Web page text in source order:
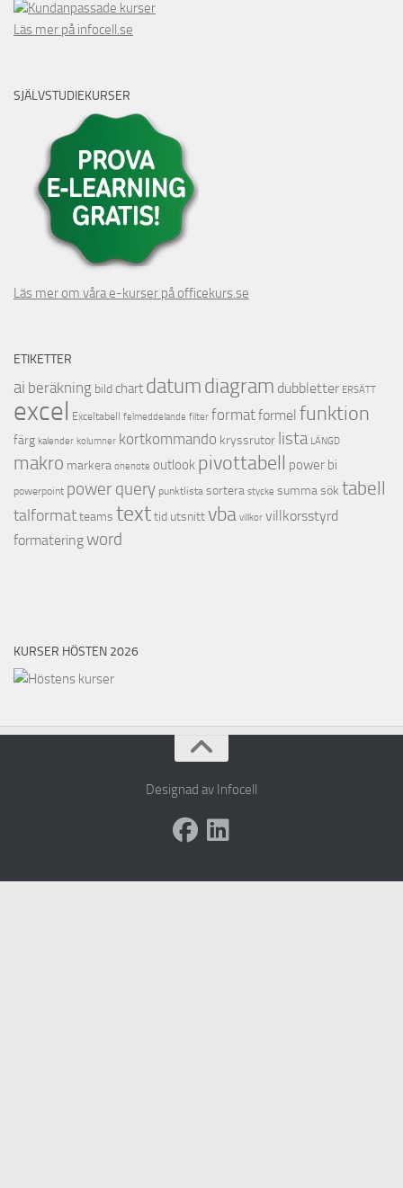
Kundanpassade kurser
Läs mer på infocell.se
SJÄLVSTUDIEKURSER
Läs mer om våra e-kurser på officekurs.se
ETIKETTER
ai beräkning bild chart datumdiagram dubbletter ERSÄTT
excel Exceltabell felmeddelande filter formatformel funktion
färg kalender kolumner kortkommando kryssrutor lista LÄNGD
makro markera onenote outlook pivottabell power bi
powerpoint power query punktlista sortera stycke summasök tabell
talformatteams texttid utsnittvba villkor villkorsstyrd
formateringword
KURSER HÖSTEN 2026
Designad av Infocell